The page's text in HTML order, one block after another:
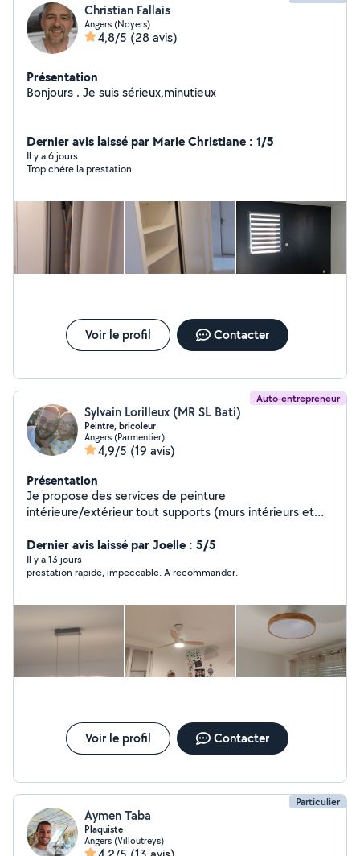
Christian Fallais
Angers (Noyers)
4,8/5 (28 avis)
Présentation
Bonjours . Je suis sérieux,minutieux
Dernier avis laissé par Marie Christiane : 1/5
Il y a 6 jours
Trop chére la prestation
Voir le profil Contacter
Auto-entrepreneur
Sylvain Lorilleux (MR SL Bati)
Peintre, bricoleur
Angers (Parmentier)
4,9/5 (19 avis)
Présentation
Je propose des services de peinture
intérieure/extérieur tout supports (murs intérieurs et
peint et de toile de verre, montage de meubles,
installation de luminaires, de ventilateur au plafond,
pose d'étagères etc
Dernier avis laissé par Joelle : 5/5
Il y a 13 jours
prestation rapide, impeccable. A recommander.
Voir le profil Contacter
Particulier
Aymen Taba
Plaquiste
Angers (Villoutreys)